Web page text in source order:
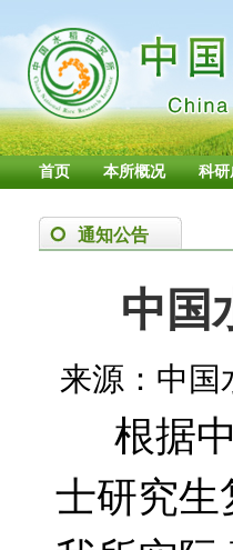
首页 本所概况 科研
通知公告
中国
来源：中国
根据
士研究生